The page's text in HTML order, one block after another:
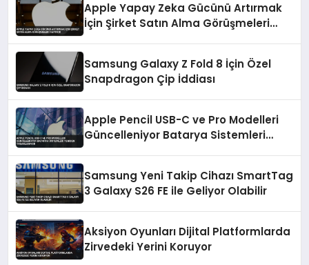
Apple Yapay Zeka Gücünü Artırmak
İçin Şirket Satın Alma Görüşmeleri
Samsung Galaxy Z Fold 8 İçin Özel
Snapdragon Çip İddiası
Apple Pencil USB-C ve Pro Modelleri
Güncelleniyor Batarya Sistemleri
Samsung Yeni Takip Cihazı SmartTag
3 Galaxy S26 FE ile Geliyor Olabilir
Aksiyon Oyunları Dijital Platformlarda
Zirvedeki Yerini Koruyor